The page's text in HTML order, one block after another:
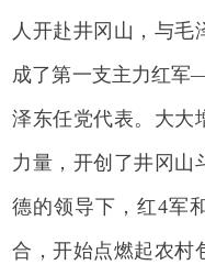
人开赴井冈山，与毛
成了第一支主力红
泽东任党代表。大大
力量，开创了井冈山
德的领导下，红4军
合，开始点燃起农村